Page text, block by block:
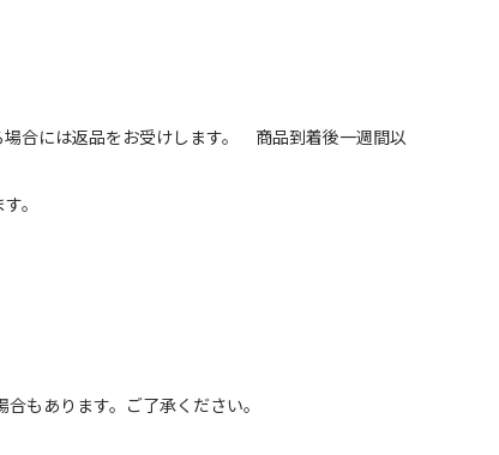
場合には返品をお受けします。 商品到着後一週間以
。
もあります。ご了承ください。